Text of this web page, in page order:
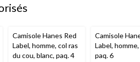
Camisole Hanes Red
Label, homme, col ras
du cou, blanc, paq. 4
Camisole
Label,
paq. 6